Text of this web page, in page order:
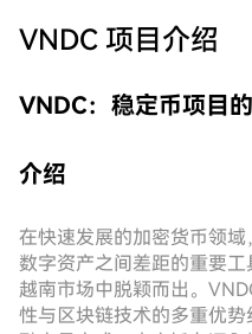
VNDC 项目介绍
VNDC：稳定币项目
介绍
在快速发展的加密货币领
数字资产之间差距的重要
越南市场中脱颖而出。
性与区块链技术的多重优